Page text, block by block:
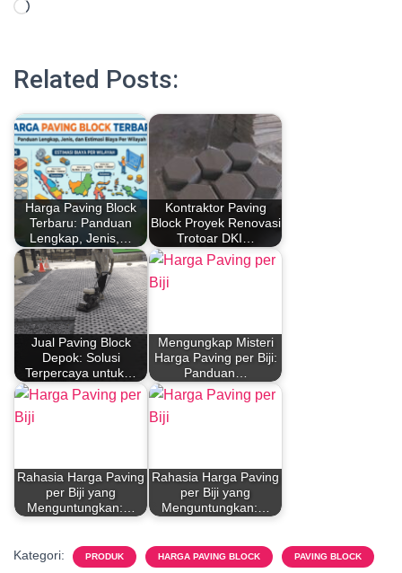
Memuat...
Related Posts:
Harga Paving Block
Terbaru: Panduan
Lengkap, Jenis,…
Kontraktor Paving
Block Proyek Renovasi
Trotoar DKI…
Jual Paving Block
Depok: Solusi
Terpercaya untuk…
Mengungkap Misteri
Harga Paving per Biji:
Panduan…
Rahasia Harga Paving
per Biji yang
Menguntungkan:…
Rahasia Harga Paving
per Biji yang
Menguntungkan:…
Kategori: PRODUK HARGA PAVING BLOCK PAVING BLOCK